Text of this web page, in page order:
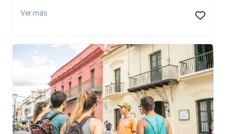
Ver más